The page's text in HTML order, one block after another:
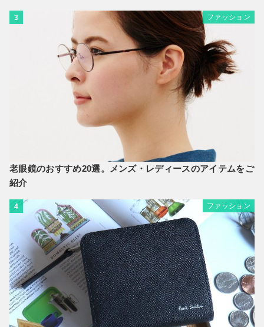
3 ファッション
老眼鏡のおすすめ20選。メンズ・レディースのアイテムをご
紹介
4 ファッション